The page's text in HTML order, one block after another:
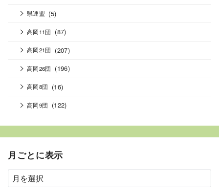
県連盟 (5)
高岡11団 (87)
高岡21団 (207)
高岡26団 (196)
高岡8団 (16)
高岡9団 (122)
月ごとに表示
月
ご